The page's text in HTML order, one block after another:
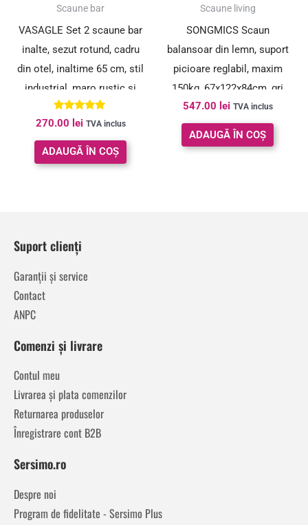
Scaune bar
VASAGLE Set 2 scaune bar
inalte, sezut rotund, cadru
din otel, inaltime 65 cm, stil
industrial, maro rustic si
negru
Evaluat la
5.00
din 5
270.00 lei TVA inclus
ADAUGĂ ÎN COȘ
Scaune living
SONGMICS Scaun
balansoar din lemn, suport
picioare reglabil, maxim
150kg, 67x122x84cm, gri
deschis
547.00 lei TVA inclus
ADAUGĂ ÎN COȘ
Suport clienți
Garanții și service
Contact
ANPC
Comenzi și livrare
Contul meu
Livrarea și plata comenzilor
Returnarea produselor
Înregistrare cont B2B
Sersimo.ro
Despre noi
Program de fidelitate - Sersimo Plus